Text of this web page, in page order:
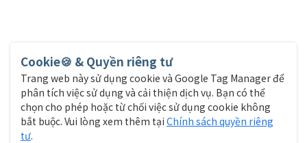
Cookie🍪 & Quyền riêng tư
Trang web này sử dụng cookie và Google Tag Manager để
phân tích việc sử dụng và cải thiện dịch vụ. Bạn có thể
chọn cho phép hoặc từ chối việc sử dụng cookie không
bắt buộc. Vui lòng xem thêm tại Chính sách quyền riêng
tư.